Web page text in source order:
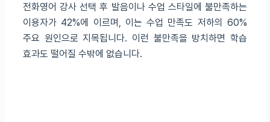
전화영어 강사 선택 후 발음이나 수업 스타일에 불만족하는
이용자가 42%에 이르며, 이는 수업 만족도 저하의 60%
주요 원인으로 지목됩니다. 이런 불만족을 방치하면 학습
효과도 떨어질 수밖에 없습니다.